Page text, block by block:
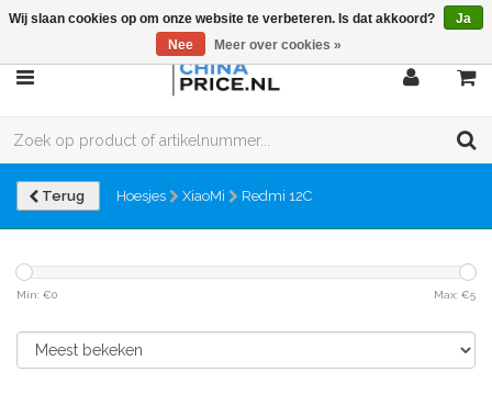
Terug Hoesjes XiaoMi Redmi 12C
Min: €0 Max: €5
Wij slaan cookies op om onze website te verbeteren. Is dat akkoord?
Ja
Nee
Meer over cookies »